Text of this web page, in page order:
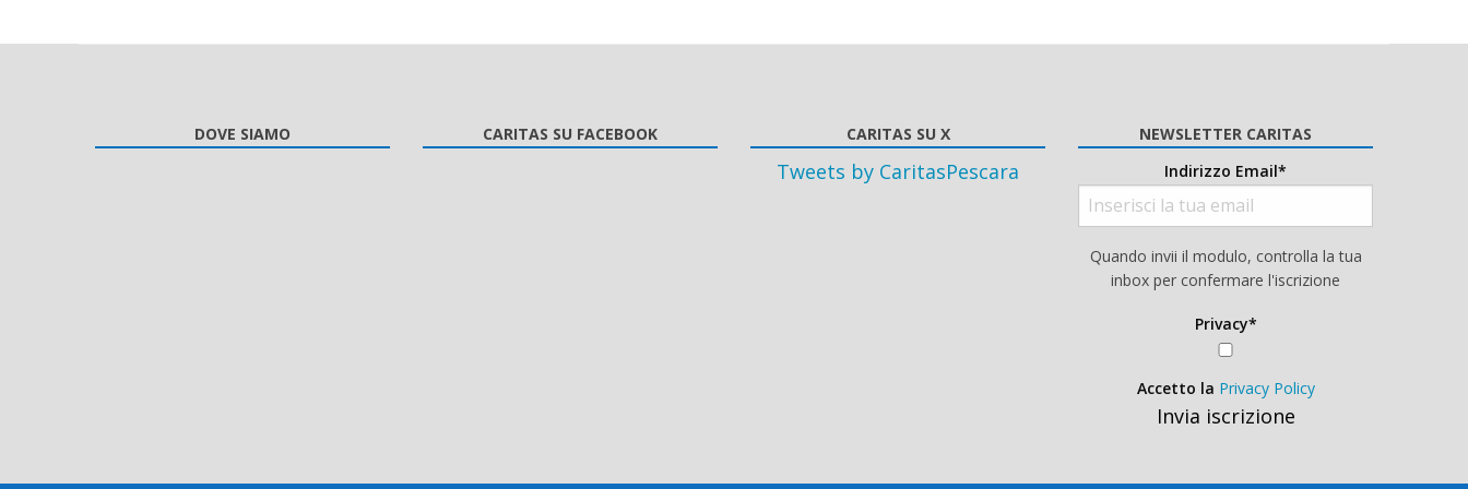
DOVE SIAMO CARITAS SU FACEBOOK CARITAS SU X
Tweets by CaritasPescara
NEWSLETTER CARITAS
Indirizzo Email*
Quando invii il modulo, controlla la tua
inbox per confermare l'iscrizione
Privacy*
Accetto la Privacy Policy
Invia iscrizione